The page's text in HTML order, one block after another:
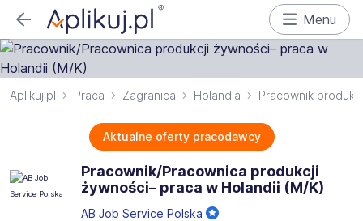
Menu
Aplikuj.pl Praca Zagranica Holandia Pracownik
Aktualne oferty pracodawcy
Pracownik/Pracownica produkcji
żywności– praca w Holandii (M/K)
AB Job Service Polska